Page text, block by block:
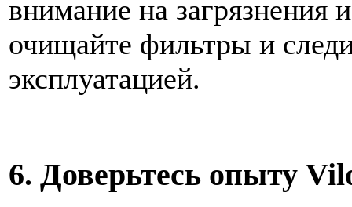
внимание на загрязнения
очищайте фильтры и
эксплуатацией.
6. Доверьтесь опыту